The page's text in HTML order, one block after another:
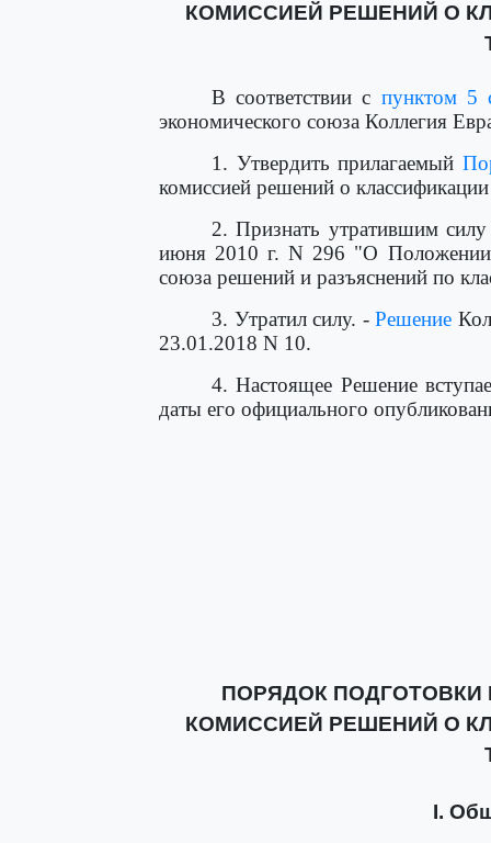
КОМИССИЕЙ РЕШЕНИЙ О
В соответствии с пунктом 5
экономического союза Коллегия
1. Утвердить прилагаемый
комиссией решений о
2. Признать утратившим
июня 2010 г. N 296 "О Положении
союза решений и разъяснений по
3. Утратил силу. -Решение
23.01.2018 N 10.
4. Настоящее Решение
даты его официального
ПОРЯДОК
КОМИССИЕЙ РЕШЕНИЙ О
I.